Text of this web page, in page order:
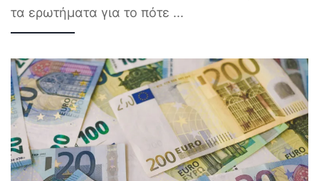
τα ερωτήματα για το πότε ...